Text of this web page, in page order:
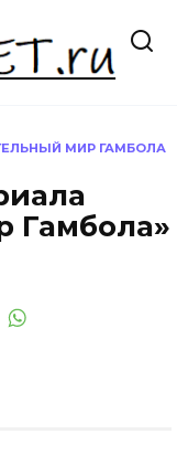
МИР ГАМБОЛА
Гамбола»